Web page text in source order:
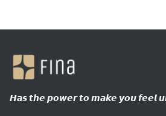
𝙃𝙖𝙨 𝙩𝙝𝙚 𝙥𝙤𝙬𝙚𝙧 𝙩𝙤 𝙢𝙖𝙠𝙚 𝙮𝙤𝙪 𝙛𝙚𝙚𝙡